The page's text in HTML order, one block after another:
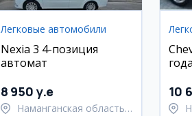
Легковые автомобили
Nexia 3 4-позиция
автомат
8 950 y.e
Наманганская область,
года
10